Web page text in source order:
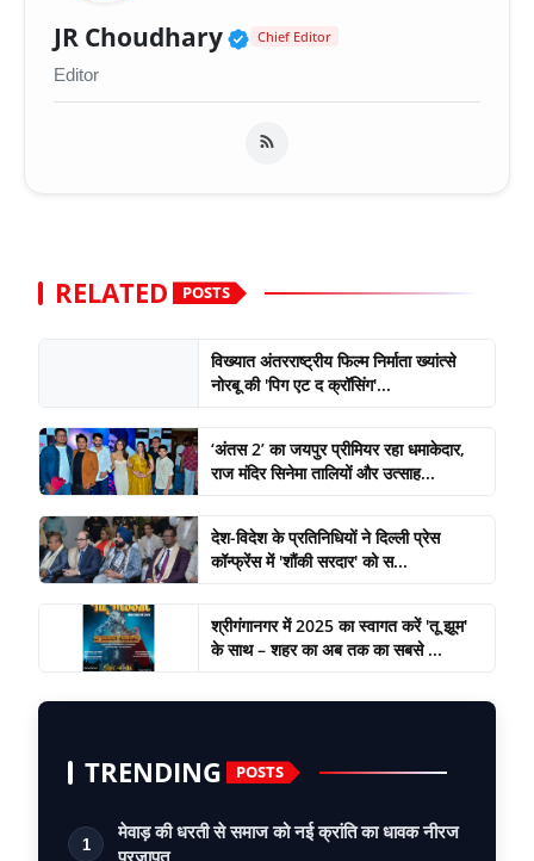
JR Choudhary Verified Public Figure
Chief Editor
Editor
RELATED POSTS
विख्यात अंतरराष्ट्रीय फिल्म निर्माता ख्यांत्से
नोरबू की 'पिग एट द क्रॉसिंग'...
‘अंतस 2’ का जयपुर प्रीमियर रहा धमाकेदार,
राज मंदिर सिनेमा तालियों और उत्साह...
देश-विदेश के प्रतिनिधियों ने दिल्ली प्रेस
कॉन्फ्रेंस में 'शौंकी सरदार' को स...
श्रीगंगानगर में 2025 का स्वागत करें 'तू झूम'
के साथ – शहर का अब तक का सबसे ...
TRENDING POSTS
1
मेवाड़ की धरती से समाज को नई क्रांति का धावक नीरज
प्रजापत